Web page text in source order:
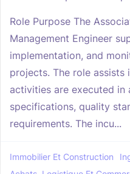
Role Purpose The
Management Engineer
implementation, and
projects. The role
activities are executed in
specifications, quality
requirements. The incu...
Immobilier Et Construction